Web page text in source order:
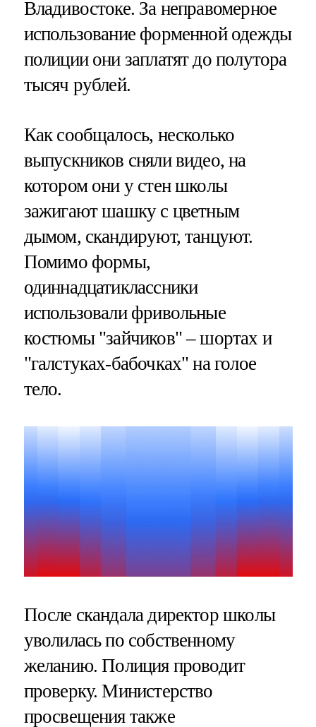
Владивостоке. За неправомерное
использование форменной одежды
полиции они заплатят до полутора
тысяч рублей.
Как сообщалось, несколько
выпускников сняли видео, на
котором они у стен школы
зажигают шашку с цветным
дымом, скандируют, танцуют.
Помимо формы,
одиннадцатиклассники
использовали фривольные
костюмы "зайчиков" – шортах и
"галстуках-бабочках" на голое
тело.
После скандала директор школы
уволилась по собственному
желанию. Полиция проводит
проверку. Министерство
просвещения также